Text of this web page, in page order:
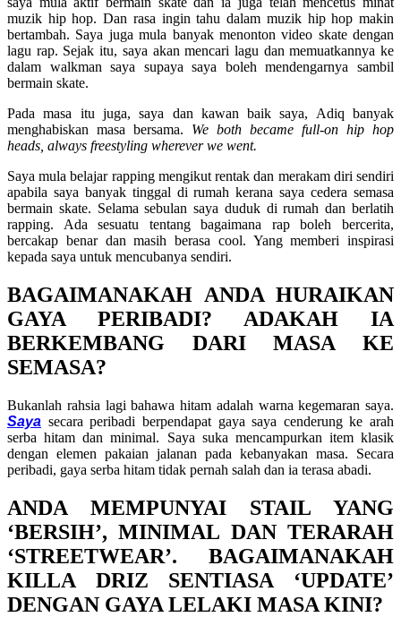
muzik hip hop. Dan rasa ingin tahu dalam muzik hip hop makin
bertambah. Saya juga mula banyak menonton video skate dengan
lagu rap. Sejak itu, saya akan mencari lagu dan memuatkannya ke
dalam walkman saya supaya saya boleh mendengarnya sambil
bermain skate.
Pada masa itu juga, saya dan kawan baik saya, Adiq banyak
menghabiskan masa bersama. We both became full-on hip hop
heads, always freestyling wherever we went.
Saya mula belajar rapping mengikut rentak dan merakam diri sendiri
apabila saya banyak tinggal di rumah kerana saya cedera semasa
bermain skate. Selama sebulan saya duduk di rumah dan berlatih
rapping. Ada sesuatu tentang bagaimana rap boleh bercerita,
bercakap benar dan masih berasa cool. Yang memberi inspirasi
kepada saya untuk mencubanya sendiri.
BAGAIMANAKAH ANDA HURAIKAN
GAYA PERIBADI? ADAKAH IA
BERKEMBANG DARI MASA KE
SEMASA?
Bukanlah rahsia lagi bahawa hitam adalah warna kegemaran saya.
Saya secara peribadi berpendapat gaya saya cenderung ke arah
serba hitam dan minimal. Saya suka mencampurkan item klasik
dengan elemen pakaian jalanan pada kebanyakan masa. Secara
peribadi, gaya serba hitam tidak pernah salah dan ia terasa abadi.
ANDA MEMPUNYAI STAIL YANG
‘BERSIH’, MINIMAL DAN TERARAH
‘STREETWEAR’. BAGAIMANAKAH
KILLA DRIZ SENTIASA ‘UPDATE’
DENGAN GAYA LELAKI MASA KINI?